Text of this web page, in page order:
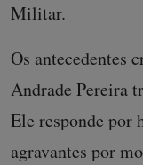
Militar.
Os antecedentes
Andrade Pereira
Ele responde
agravantes por